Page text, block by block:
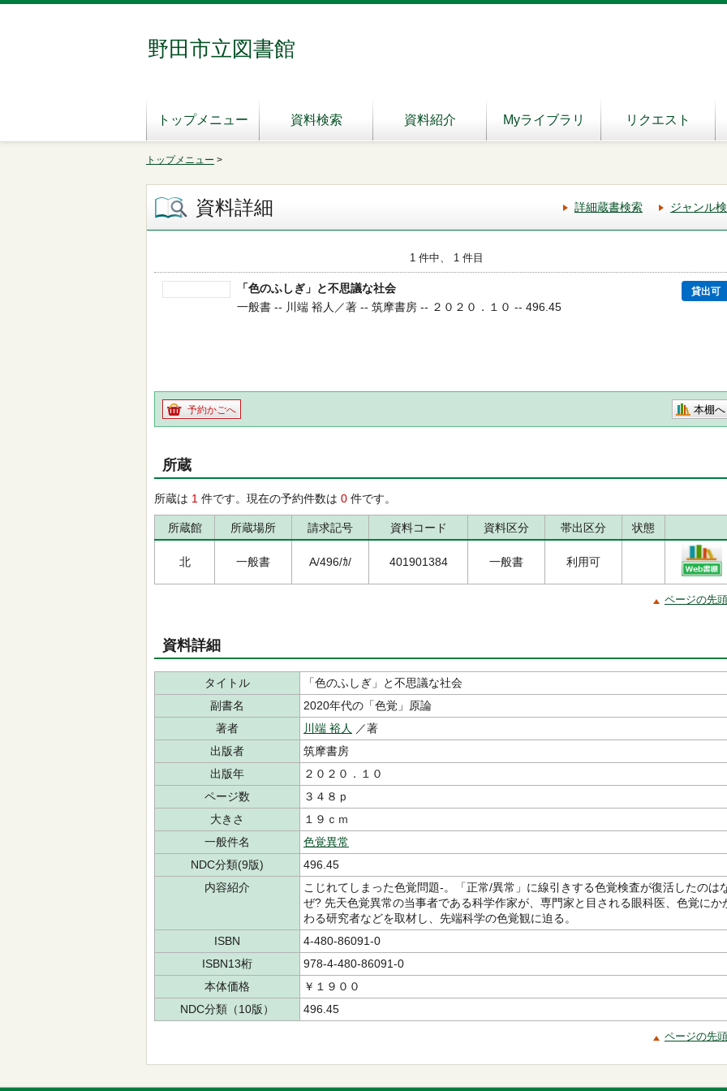
野田市立図書館
トップメニュー 資料検索 資料紹介 Myライブラリ リクエスト
トップメニュー >
資料詳細 詳細蔵書検索 ジャンル
1 件中、 1 件目
「色のふしぎ」と不思議な社会 貸出可
一般書 -- 川端 裕人／著 -- 筑摩書房 -- ２０２０．１０ -- 496.45
予約かごへ 本棚へ
所蔵
所蔵は 1 件です。現在の予約件数は 0 件です。
所蔵館 所蔵場所 請求記号 資料コード 資料区分 帯出区分 状態
北 一般書 A/496/ｶ/ 401901384 一般書 利用可
ページの先
資料詳細
タイトル
「色のふしぎ」と不思議な社会
副書名
2020年代の「色覚」原論
著者
川端 裕人
／著
出版者
筑摩書房
出版年
２０２０．１０
ページ数
３４８ｐ
大きさ
１９ｃｍ
一般件名
色覚異常
NDC分類(9版)
496.45
内容紹介
こじれてしまった色覚問題-。「正常/異常」に線引きする色覚検査が復活したのは
ぜ? 先天色覚異常の当事者である科学作家が、専門家と目される眼科医、色覚にか
わる研究者などを取材し、先端科学の色覚観に迫る。
ISBN
4-480-86091-0
ISBN13桁
978-4-480-86091-0
本体価格
￥１９００
NDC分類（10版）
496.45
ページの先